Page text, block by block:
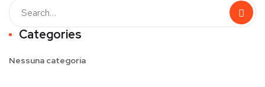
Categories
Nessuna categoria